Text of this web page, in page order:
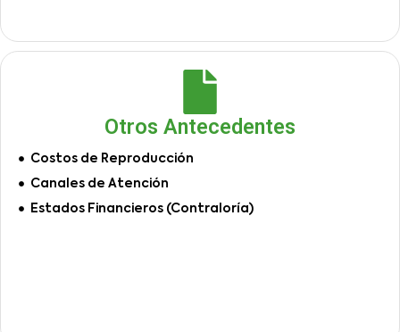
Otros Antecedentes
Costos de Reproducción
Canales de Atención
Estados Financieros (Contraloría)